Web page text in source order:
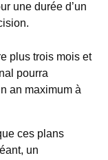
une durée d’un
plus trois mois et
pourra
an maximum à
ces plans
un